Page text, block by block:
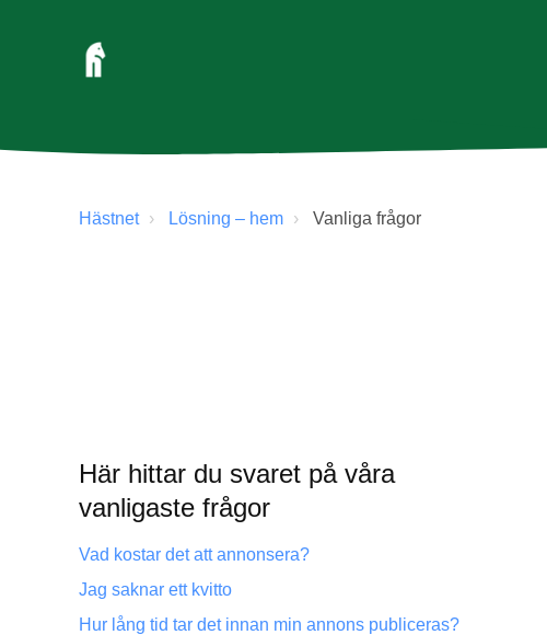
Hästnet Lösning – hem Vanliga frågor
Här hittar du svaret på våra
vanligaste frågor
Vad kostar det att annonsera?
Jag saknar ett kvitto
Hur lång tid tar det innan min annons publiceras?